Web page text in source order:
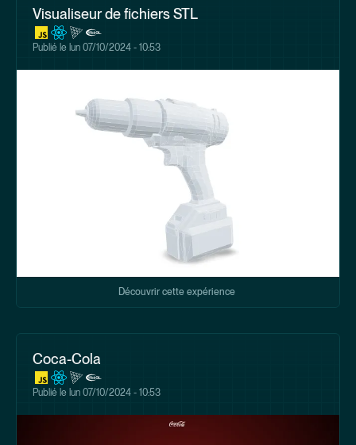
Visualiseur de fichiers STL
Publié le lun 07/10/2024 - 10:53
Découvrir cette expérience
Coca-Cola
Publié le lun 07/10/2024 - 10:53